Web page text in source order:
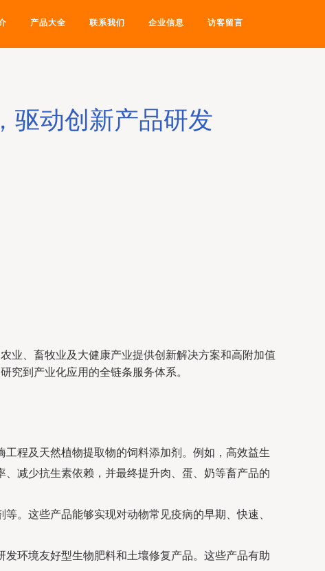
产品大全 联系我们 企业信息 访客留言
驱动创新产品研发
业、畜牧业及大健康产业提供创新解决方案和高附加值
究到产业化应用的全链条服务体系。
程及天然植物提取物的饲料添加剂。例如，高效益生
减少抗生素依赖，并最终提升肉、蛋、奶等畜产品的
。这些产品能够实现对动物常见疫病的早期、快速、
环境友好型生物肥料和土壤修复产品。这些产品有助